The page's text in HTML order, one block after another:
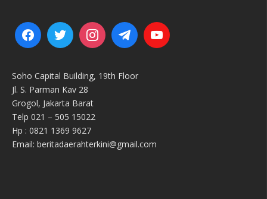
Soho Capital Building, 19th Floor
Jl. S. Parman Kav 28
Grogol, Jakarta Barat
Telp 021 – 505 15022
Hp : 0821 1369 9627
Email: beritadaerahterkini@gmail.com